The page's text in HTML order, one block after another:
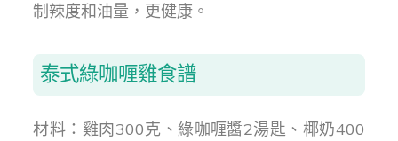
制辣度和油量，更健康。
泰式綠咖喱雞食譜
材料：雞肉300克、綠咖喱醬2湯匙、椰奶400